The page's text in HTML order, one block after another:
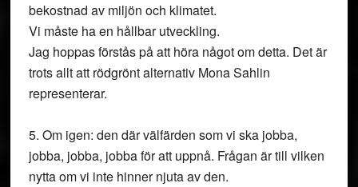
bekostnad av miljön och klimatet.
Vi måste ha en hållbar utveckling.
Jag hoppas förstås på att höra något om detta. Det är
trots allt att rödgrönt alternativ Mona Sahlin
representerar.
5. Om igen: den där välfärden som vi ska jobba,
jobba, jobba, jobba för att uppnå. Frågan är till vilken
nytta om vi inte hinner njuta av den.